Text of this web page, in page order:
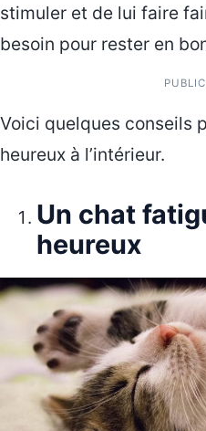
stimuler et de lui faire
besoin pour rester en
Voici quelques conseils
heureux à l’intérieur.
Un chat
heureux